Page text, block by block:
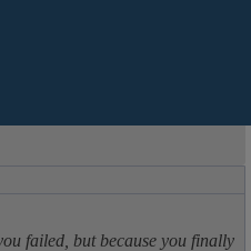
failed, but because you finally